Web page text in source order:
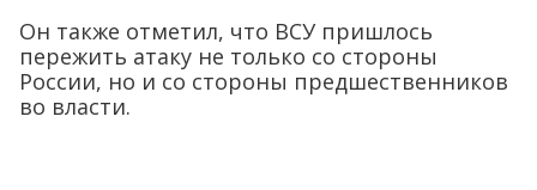
Он также отметил, что ВСУ пришлось
пережить атаку не только со стороны
России, но и со стороны предшественников
во власти.